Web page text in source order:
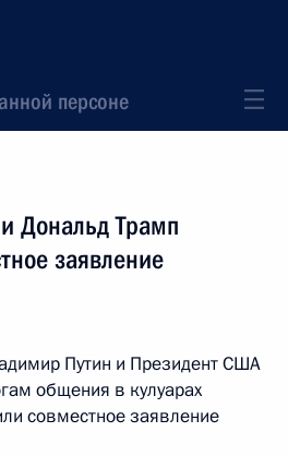
персоне
Дональд Трамп
заявление
Путин и Президент США
общения в кулуарах
совместное заявление